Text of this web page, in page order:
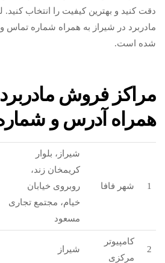
دقت کنید و بهترین کیفیت را انتخاب
مادربرد در شیراز به همراه شماره تماس
شده است.
مراکز فروش
همراه آدرس و
1 شهر فافا
شیراز، بلوار
کریمخان زند،
روبروی خیابان
خیام، مجتمع تجاری
مسعود
2
کامپیوتر
مرکزی
شیراز